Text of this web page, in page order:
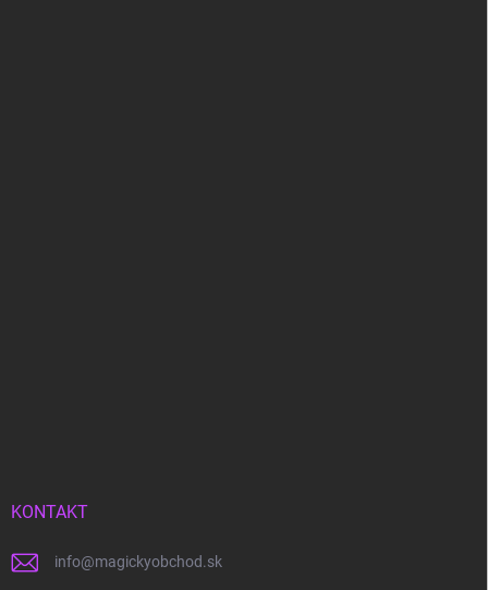
KONTAKT
info@magickyobchod.sk